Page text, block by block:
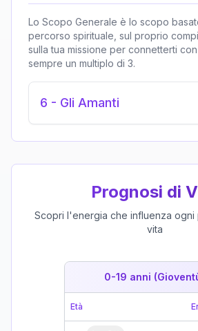
Lo Scopo Generale è lo scopo
percorso spirituale, sul proprio
sulla tua missione per connetterti
sempre un multiplo di 3.
6 - Gli Amanti
Prognosi di
Scopri l'energia che influenza ogni
vita
0-19 anni
Età